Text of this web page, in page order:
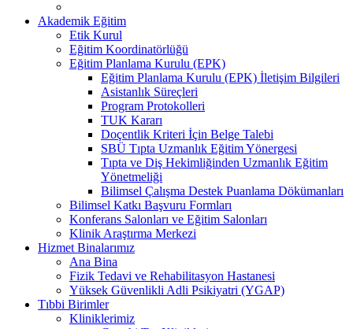
Akademik Eğitim
Etik Kurul
Eğitim Koordinatörlüğü
Eğitim Planlama Kurulu (EPK)
Eğitim Planlama Kurulu (EPK) İletişim Bilgileri
Asistanlık Süreçleri
Program Protokolleri
TUK Kararı
Doçentlik Kriteri İçin Belge Talebi
SBÜ Tıpta Uzmanlık Eğitim Yönergesi
Tıpta ve Diş Hekimliğinden Uzmanlık Eğitim
Yönetmeliği
Bilimsel Çalışma Destek Puanlama Dökümanları
Bilimsel Katkı Başvuru Formları
Konferans Salonları ve Eğitim Salonları
Klinik Araştırma Merkezi
Hizmet Binalarımız
Ana Bina
Fizik Tedavi ve Rehabilitasyon Hastanesi
Yüksek Güvenlikli Adli Psikiyatri (YGAP)
Tıbbi Birimler
Kliniklerimiz